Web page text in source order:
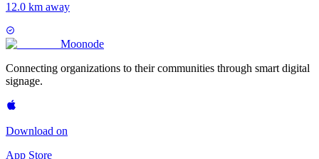
12.0 km away
Moonode
Connecting organizations to their communities through smart digital
signage.
Download on
App Store